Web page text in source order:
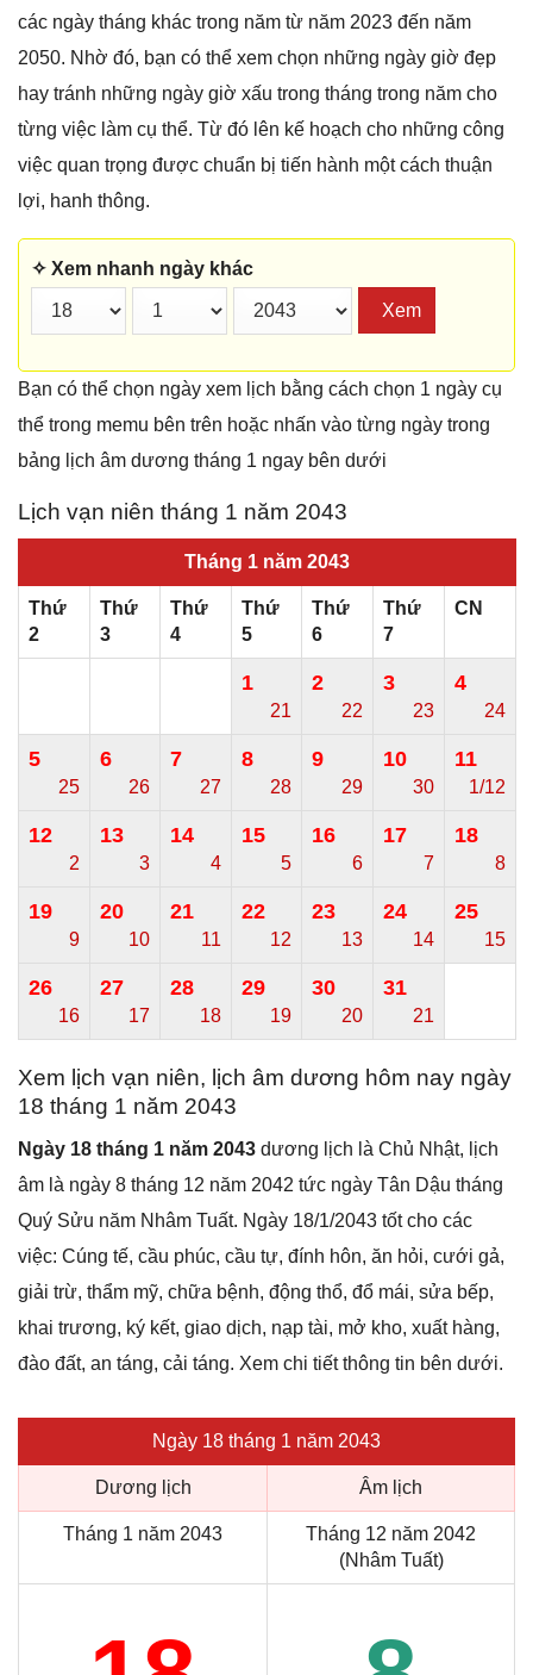
các ngày tháng khác trong năm từ năm 2023 đến năm
2050. Nhờ đó, bạn có thể xem chọn những ngày giờ đẹp
hay tránh những ngày giờ xấu trong tháng trong năm cho
từng việc làm cụ thể. Từ đó lên kế hoạch cho những công
việc quan trọng được chuẩn bị tiến hành một cách thuận
lợi, hanh thông.
✧ Xem nhanh ngày khác
Xem
Bạn có thể chọn ngày xem lịch bằng cách chọn 1 ngày cụ
thể trong memu bên trên hoặc nhấn vào từng ngày trong
bảng lịch âm dương tháng 1 ngay bên dưới
Lịch vạn niên tháng 1 năm 2043
Tháng 1 năm 2043
Thứ
2
Thứ
3
Thứ
4
Thứ
5
Thứ
6
Thứ
7
CN
1
21
2
22
3
23
4
24
5
25
6
26
7
27
8
28
9
29
10
30
11
1/12
12
2
13
3
14
4
15
5
16
6
17
7
18
8
19
9
20
10
21
11
22
12
23
13
24
14
25
15
26
16
27
17
28
18
29
19
30
20
31
21
Xem lịch vạn niên, lịch âm dương hôm nay ngày
18 tháng 1 năm 2043
Ngày 18 tháng 1 năm 2043 dương lịch là Chủ Nhật, lịch
âm là ngày 8 tháng 12 năm 2042 tức ngày Tân Dậu tháng
Quý Sửu năm Nhâm Tuất. Ngày 18/1/2043 tốt cho các
việc: Cúng tế, cầu phúc, cầu tự, đính hôn, ăn hỏi, cưới gả,
giải trừ, thẩm mỹ, chữa bệnh, động thổ, đổ mái, sửa bếp,
khai trương, ký kết, giao dịch, nạp tài, mở kho, xuất hàng,
đào đất, an táng, cải táng. Xem chi tiết thông tin bên dưới.
Ngày 18 tháng 1 năm 2043
Dương lịch Âm lịch
Tháng 1 năm 2043
Tháng 12 năm 2042
(Nhâm Tuất)